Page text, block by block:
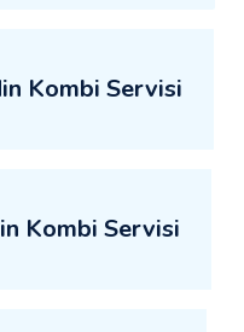
Kombi Servisi
Kombi Servisi